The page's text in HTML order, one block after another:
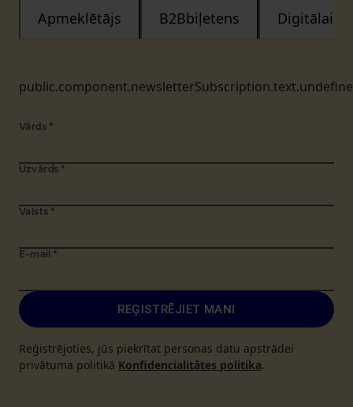
Apmeklētājs B2Bbiļetens Digitālais
Vārds *
Uzvārds *
Valsts *
E-mail *
REĢISTRĒJIET MANI
Reģistrējoties, jūs piekrītat personas datu apstrādei
privātuma politikā Konfidencialitātes politika.